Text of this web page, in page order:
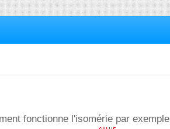
fonctionne l'isomérie par exemple